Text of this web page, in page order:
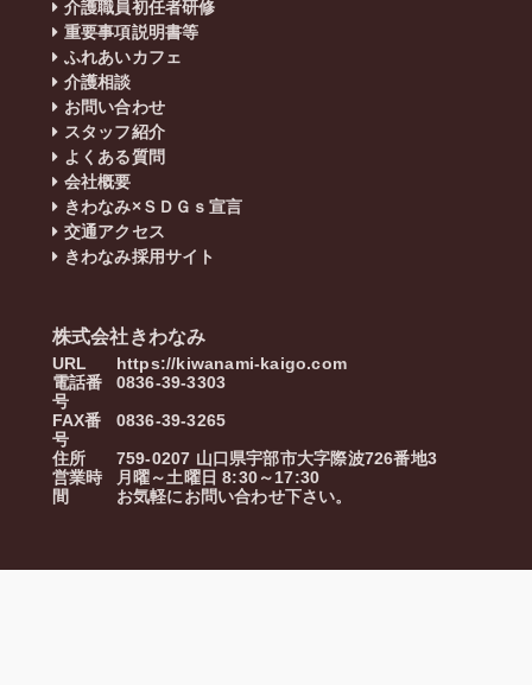
介護職員初任者研修
重要事項説明書等
ふれあいカフェ
介護相談
お問い合わせ
スタッフ紹介
よくある質問
会社概要
きわなみ×ＳＤＧｓ宣言
交通アクセス
きわなみ採用サイト
株式会社きわなみ
URL
https://kiwanami-kaigo.com
電話番
号
0836-39-3303
FAX番
号
0836-39-3265
住所 759-0207 山口県宇部市大字際波726番地3
営業時
間
月曜～土曜日 8:30～17:30
お気軽にお問い合わせ下さい。